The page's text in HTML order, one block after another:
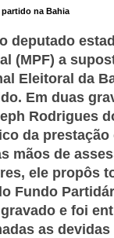
na Bahia
deputado
(MPF) a
Eleitoral da
Em duas
Rodrigues
da
mãos de
ele propôs
Fundo
e foi
as